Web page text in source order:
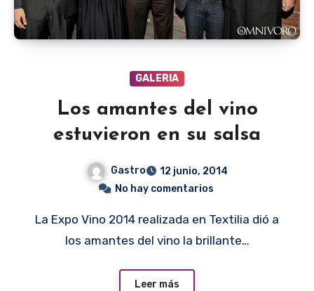
GALERIA
Los amantes del vino
estuvieron en su salsa
Gastro
12 junio, 2014
No hay comentarios
La Expo Vino 2014 realizada en Textilia dió a
los amantes del vino la brillante…
Leer más